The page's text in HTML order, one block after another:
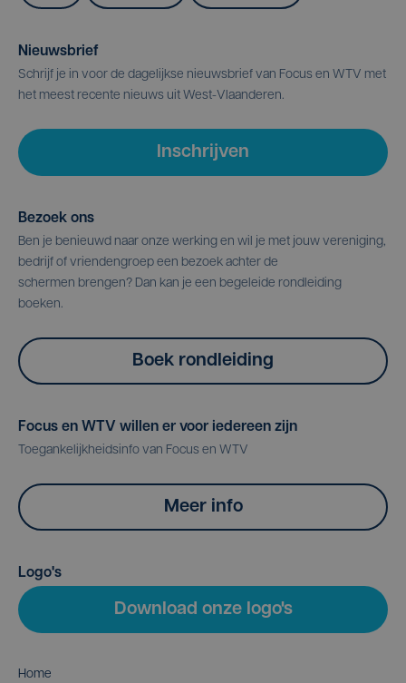
Nieuwsbrief
Schrijf je in voor de dagelijkse nieuwsbrief van Focus en WTV met
het meest recente nieuws uit West-Vlaanderen.
Inschrijven
Bezoek ons
Ben je benieuwd naar onze werking en wil je met jouw vereniging,
bedrijf of vriendengroep een bezoek achter de
schermen brengen? Dan kan je een begeleide rondleiding
boeken.
Boek rondleiding
Focus en WTV willen er voor iedereen zijn
Toegankelijkheidsinfo van Focus en WTV
Meer info
Logo's
Download onze logo's
Home